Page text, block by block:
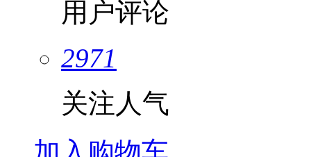
用户评论
2971
关注人气